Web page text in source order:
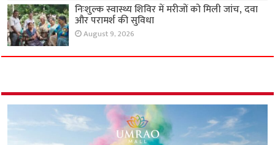
निःशुल्क स्वास्थ्य शिविर में मरीजों को मिली जांच, दवा
और परामर्श की सुविधा
August 9, 2026